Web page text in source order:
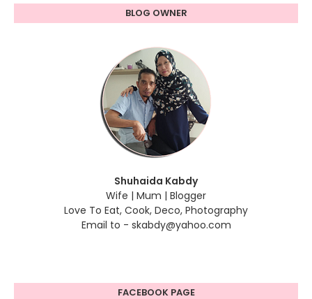
BLOG OWNER
Shuhaida Kabdy
Wife | Mum | Blogger
Love To Eat, Cook, Deco, Photography
Email to - skabdy@yahoo.com
FACEBOOK PAGE